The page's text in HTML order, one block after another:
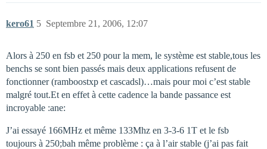
kero61 Septembre 21, 2006, 12:07
5
Alors à 250 en fsb et 250 pour la mem, le système est stable,tous les
benchs se sont bien passés mais deux applications refusent de
fonctionner (ramboostxp et cascadsl)…mais pour moi c’est stable
malgré tout.Et en effet à cette cadence la bande passance est
incroyable :ane:
J’ai essayé 166MHz et même 133Mhz en 3-3-6 1T et le fsb
toujours à 250;bah même problème : ça à l’air stable (j’ai pas fait